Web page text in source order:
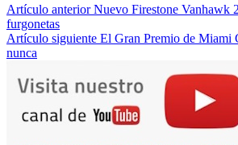
Navegación
de
entradas
Artículo anterior Nuevo Firestone Vanhawk
furgonetas
Artículo siguiente El Gran Premio de Miami
nunca